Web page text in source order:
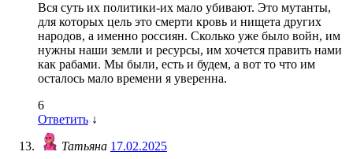
Вся суть их политики-их мало убивают. Это мутанты,
для которых цель это смерти кровь и нищета других
народов, а именно россиян. Сколько уже было войн, им
нужны наши земли и ресурсы, им хочется править нами
как рабами. Мы были, есть и будем, а вот то что им
осталось мало времени я уверенна.
6
Ответить ↓
Татьяна 17.02.2025